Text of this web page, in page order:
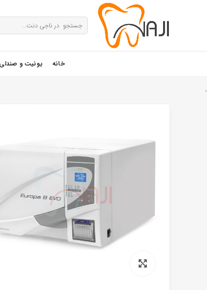
خانه یونیت و صندلی
.